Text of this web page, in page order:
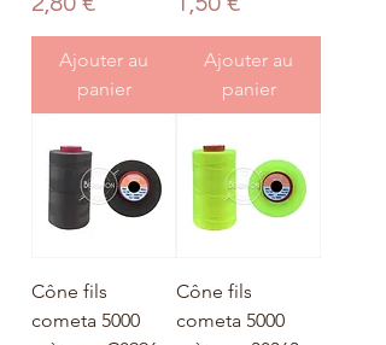
Ajouter au
panier
Ajouter au
panier
Cône fils
cometa 5000
Cône fils
cometa 5000